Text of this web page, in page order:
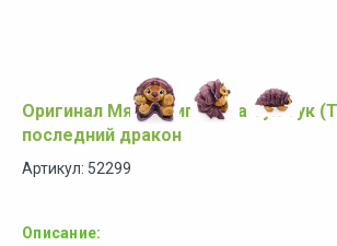
Оригинал Мягкая игрушка Тук Тук
последний дракон
Артикул: 52299
Описание: